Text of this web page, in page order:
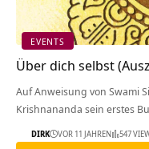
EVENTS
Über dich selbst
Auf Anweisung von Swami
Krishnananda sein erstes
DIRK VOR 11 JAHREN 547